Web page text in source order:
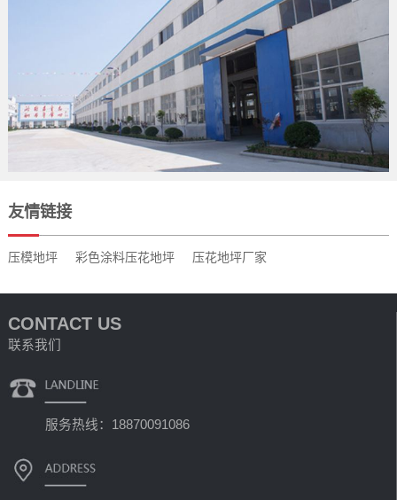
友情链接
压模地坪 彩色涂料压花地坪 压花地坪厂家
CONTACT US
联系我们
服务热线：18870091086